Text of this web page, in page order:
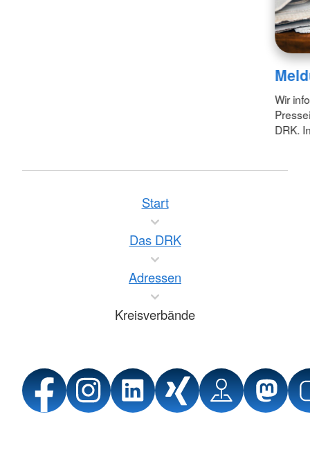
Wir
DRK.
Start
Das DRK
Adressen
Kreisverbände